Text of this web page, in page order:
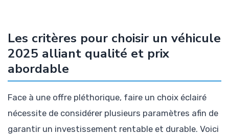
Les critères pour choisir un véhicule
2025 alliant qualité et prix
abordable
Face à une offre pléthorique, faire un choix éclairé
nécessite de considérer plusieurs paramètres afin de
garantir un investissement rentable et durable. Voici